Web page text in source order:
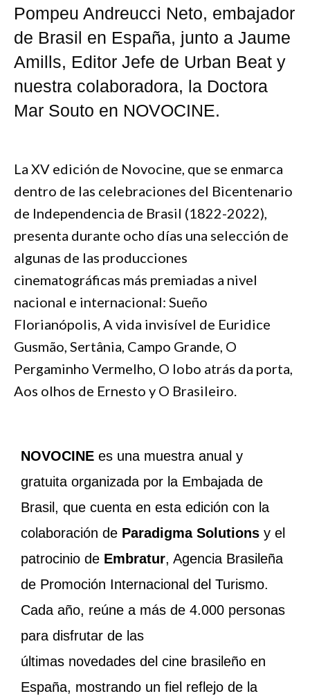
Pompeu Andreucci Neto, embajador
de Brasil en España, junto a Jaume
Amills, Editor Jefe de Urban Beat y
nuestra colaboradora, la Doctora
Mar Souto en NOVOCINE.
La XV edición de Novocine, que se enmarca
dentro de las celebraciones del Bicentenario
de Independencia de Brasil (1822-2022),
presenta durante ocho días una selección de
algunas de las producciones
cinematográficas más premiadas a nivel
nacional e internacional: Sueño
Florianópolis, A vida invisível de Euridice
Gusmão, Sertânia, Campo Grande, O
Pergaminho Vermelho, O lobo atrás da porta,
Aos olhos de Ernesto y O Brasileiro.
NOVOCINE es una muestra anual y
gratuita organizada por la Embajada de
Brasil, que cuenta en esta edición con la
colaboración de Paradigma Solutions y el
patrocinio de Embratur, Agencia Brasileña
de Promoción Internacional del Turismo.
Cada año, reúne a más de 4.000 personas
para disfrutar de las
últimas novedades del cine brasileño en
España, mostrando un fiel reflejo de la